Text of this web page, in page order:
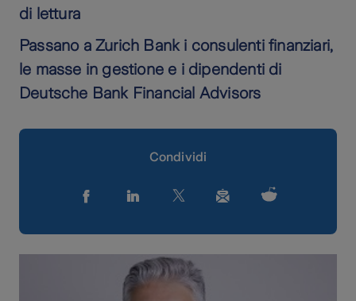
di lettura
Passano a Zurich Bank i consulenti finanziari,
le masse in gestione e i dipendenti di
Deutsche Bank Financial Advisors
Condividi